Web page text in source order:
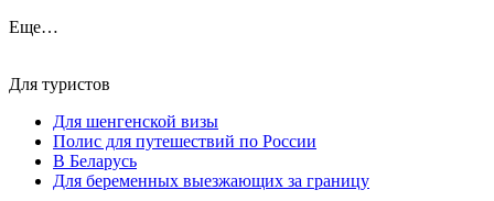
Еще…
Для туристов
Для шенгенской визы
Полис для путешествий по России
В Беларусь
Для беременных выезжающих за границу